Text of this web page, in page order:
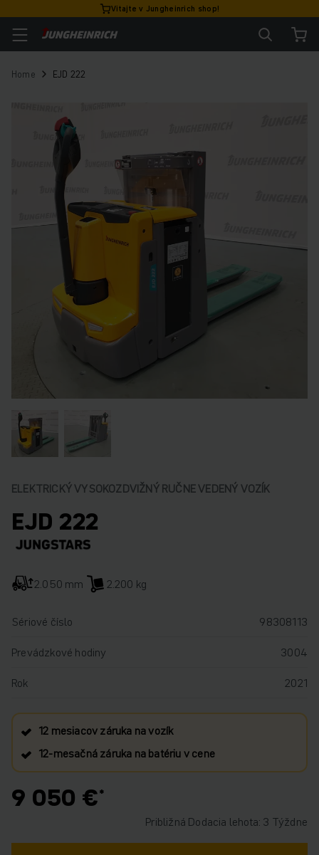
Vitajte v Jungheinrich shop!
Home EJD 222
ELEKTRICKÝ VYSOKOZDVIŽNÝ RUČNE VEDENÝ VOZÍK
EJD 222
2.050 mm 2.200 kg
Sériové číslo
98308113
Prevádzkové hodiny
3004
Rok
2021
12 mesiacov záruka na vozík
12‑mesačná záruka na batériu v cene
9 050 €
Približná Dodacia lehota: 3 Týždne